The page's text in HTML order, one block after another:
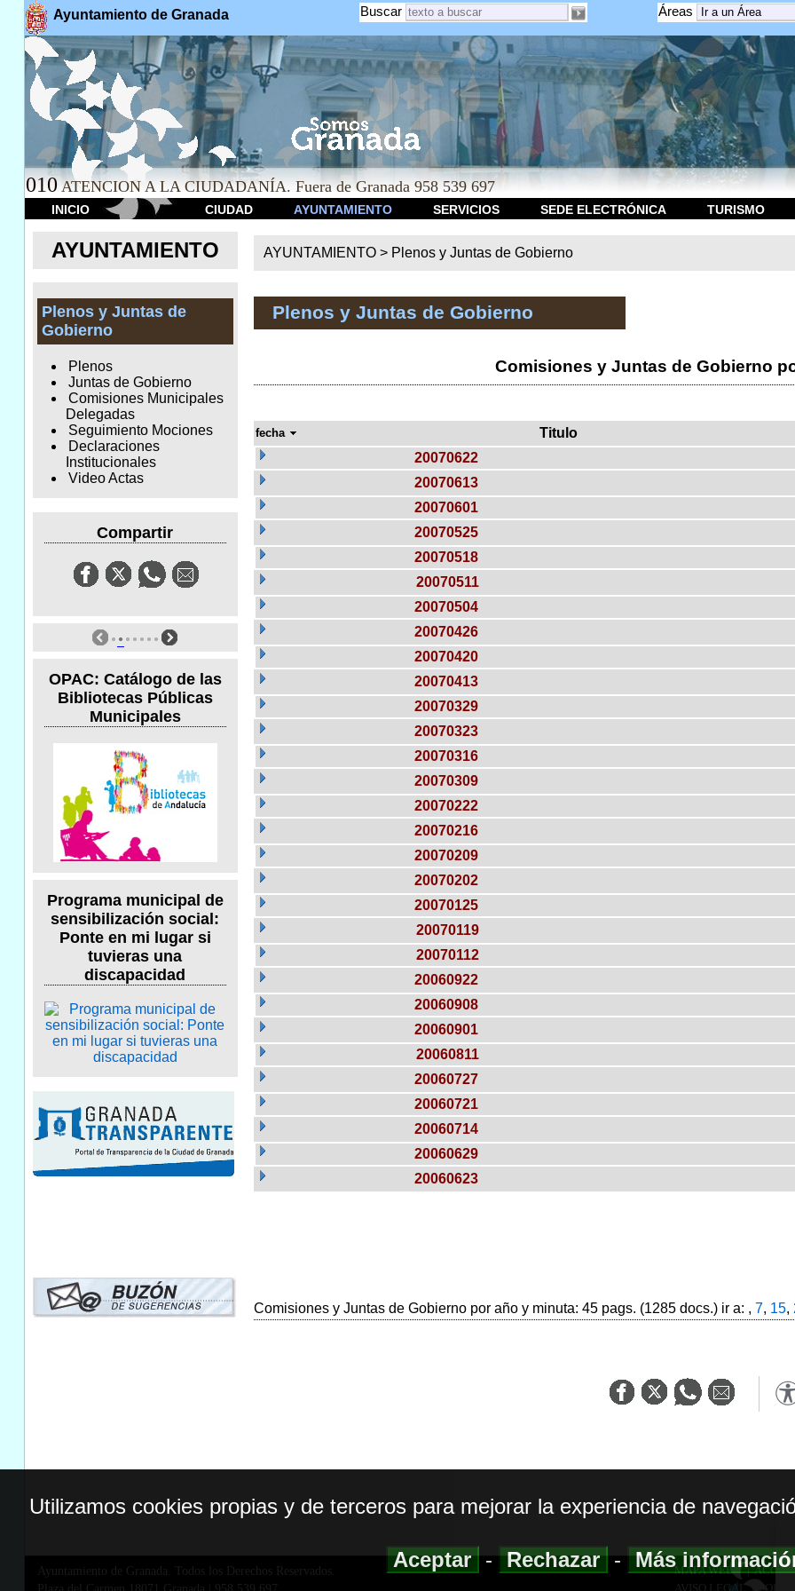
Ayuntamiento de Granada Áreas
Buscar
010 ATENCION A LA CIUDADANÍA. Fuera de Granada 958 539 697
INICIO CIUDAD AYUNTAMIENTO SERVICIOS SEDE ELECTRÓNICA TURISMO
AYUNTAMIENTO
Plenos y Juntas de
Gobierno
Plenos
Juntas de Gobierno
Comisiones Municipales
Delegadas
Seguimiento Mociones
Declaraciones
Institucionales
Video Actas
Compartir
OPAC: Catálogo de las
Bibliotecas Públicas
Municipales
Programa municipal de
sensibilización social:
Ponte en mi lugar si
tuvieras una
discapacidad
AYUNTAMIENTO > Plenos y Juntas de Gobierno
Plenos y Juntas de Gobierno
Comisiones y Juntas de Gobierno
fecha Titulo
20070622
20070613
20070601
20070525
20070518
20070511
20070504
20070426
20070420
20070413
20070329
20070323
20070316
20070309
20070222
20070216
20070209
20070202
20070125
20070119
20070112
20060922
20060908
20060901
20060811
20060727
20060721
20060714
20060629
20060623
Comisiones y Juntas de Gobierno por año y minuta: 45 pags. (1285 docs.) ir a: , 7, 15,
Ayuntamiento de Granada. Todos los Derechos Reservados.
MAPA WEB|
AVISO LEGAL|
Utilizamos cookies propias y de terceros para mejorar la experiencia de
Aceptar-Rechazar-Más